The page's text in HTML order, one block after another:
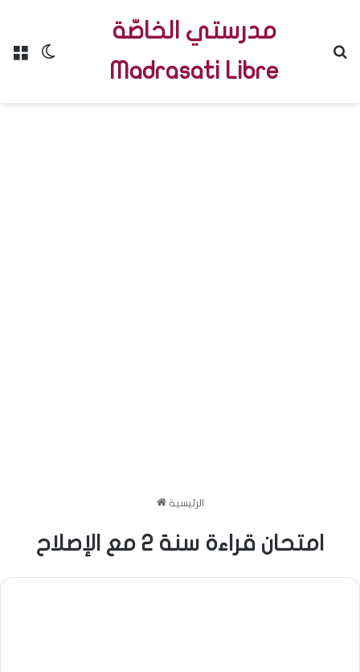
Menu
مدرستي الخاصّة
Madrasati Libre
الرئيسية
امتحان قراءة سنة 2 مع الإصلاح